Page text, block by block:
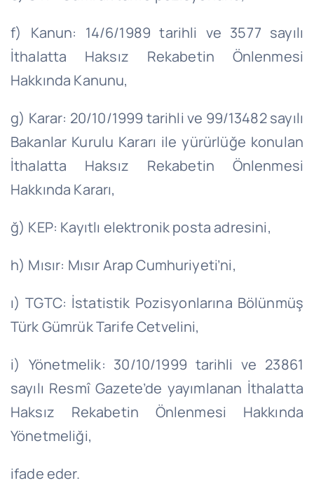
f) Kanun: 14/6/1989 tarihli ve 3577 sayılı
İthalatta Haksız Rekabetin Önlenmesi
Hakkında Kanunu,
g) Karar: 20/10/1999 tarihli ve 99/13482 sayılı
Bakanlar Kurulu Kararı ile yürürlüğe konulan
İthalatta Haksız Rekabetin Önlenmesi
Hakkında Kararı,
ğ) KEP: Kayıtlı elektronik posta adresini,
h) Mısır: Mısır Arap Cumhuriyeti’ni,
ı) TGTC: İstatistik Pozisyonlarına Bölünmüş
Türk Gümrük Tarife Cetvelini,
i) Yönetmelik: 30/10/1999 tarihli ve 23861
sayılı Resmî Gazete’de yayımlanan İthalatta
Haksız Rekabetin Önlenmesi Hakkında
Yönetmeliği,
ifadeeder.